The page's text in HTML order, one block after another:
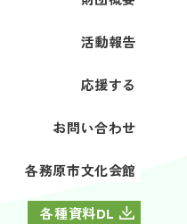
活動報告
応援する
お問い合わせ
各務原市文化会館
各種資料DL